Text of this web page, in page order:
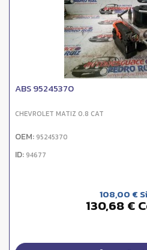
ABS 95245370
CHEVROLET MATIZ 0.8 CAT
OEM: 95245370
ID: 94677
108,00 €
130,68 €